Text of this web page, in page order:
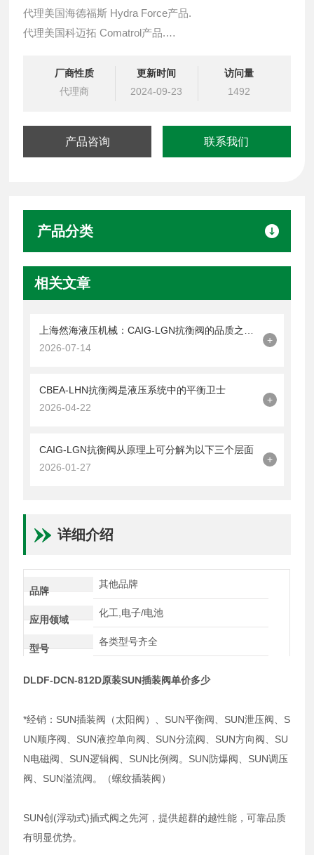
代理美国海德福斯 Hydra Force产品.
代理美国科迈拓 Comatrol产品.
提供油路系统设计,油路块设计,阀块设计与选型
液压油缸，经销力士乐、派克、中国台湾北部等液压元件
厂商性质
代理商
更新时间
2024-09-23
访问量
1492
产品咨询 联系我们
产品分类
相关文章
2026-07-14
+
CBEA-LHN抗衡阀是液压系统中的平衡卫士
2026-04-22
+
CAIG-LGN抗衡阀从原理上可分解为以下三个层面
2026-01-27
+
详细介绍
品牌
其他品牌
应用领域
化工,电子/电池
型号
各类型号齐全
DLDF-DCN-812D原装SUN插装阀单价多少
*经销：SUN插装阀（太阳阀）、SUN平衡阀、SUN泄压阀、S
UN顺序阀、SUN液控单向阀、SUN分流阀、SUN方向阀、SU
N电磁阀、SUN逻辑阀、SUN比例阀。SUN防爆阀、SUN调压
阀、SUN溢流阀。（螺纹插装阀）
SUN创(浮动式)插式阀之先河，提供超群的越性能，可靠品质
有明显优势。